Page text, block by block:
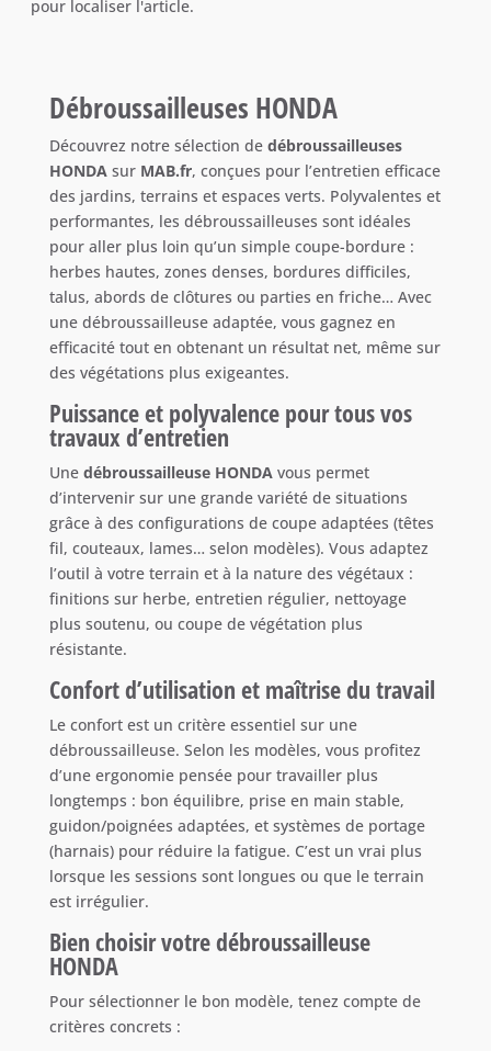
pour localiser l'article.
Débroussailleuses HONDA
Découvrez notre sélection de débroussailleuses
HONDAsur MAB.fr, conçues pour l’entretien efficace
des jardins, terrains et espaces verts. Polyvalentes et
performantes, les débroussailleuses sont idéales
pour aller plus loin qu’un simple coupe-bordure :
herbes hautes, zones denses, bordures difficiles,
talus, abords de clôtures ou parties en friche… Avec
une débroussailleuse adaptée, vous gagnez en
efficacité tout en obtenant un résultat net, même sur
des végétations plus exigeantes.
Puissance et polyvalence pour tous vos
travaux d’entretien
Une débroussailleuse HONDAvous permet
d’intervenir sur une grande variété de situations
grâce à des configurations de coupe adaptées (têtes
fil, couteaux, lames… selon modèles). Vous adaptez
l’outil à votre terrain et à la nature des végétaux :
finitions sur herbe, entretien régulier, nettoyage
plus soutenu, ou coupe de végétation plus
résistante.
Confort d’utilisation et maîtrise du travail
Le confort est un critère essentiel sur une
débroussailleuse. Selon les modèles, vous profitez
d’une ergonomie pensée pour travailler plus
longtemps : bon équilibre, prise en main stable,
guidon/poignées adaptées, et systèmes de portage
(harnais) pour réduire la fatigue. C’est un vrai plus
lorsque les sessions sont longues ou que le terrain
est irrégulier.
Bien choisir votre débroussailleuse
HONDA
Pour sélectionner le bon modèle, tenez compte de
critères concrets :